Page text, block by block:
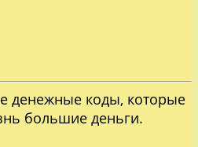
денежные коды, которые
большие деньги.